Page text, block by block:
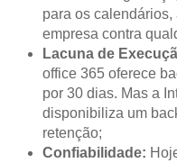
para os
empresa contra
Lacuna de
office 365 oferece
por 30 dias. Mas a
disponibiliza um
retenção;
Confiabilidade: